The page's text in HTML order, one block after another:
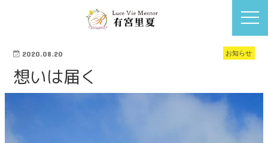
お知らせ
2020.08.20
想いは届く